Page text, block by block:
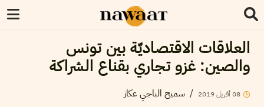
العلاقات الاقتصاديّة بين تونس
والصين: غزو تجاري بقناع الشراكة
08أفريل2019
/ سميح الباجي عكاز